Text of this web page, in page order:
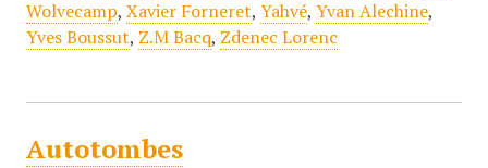
Wolvecamp, Xavier Forneret, Yahvé, Yvan Alechine,
Yves Boussut, Z.M Bacq, Zdenec Lorenc
Autotombes